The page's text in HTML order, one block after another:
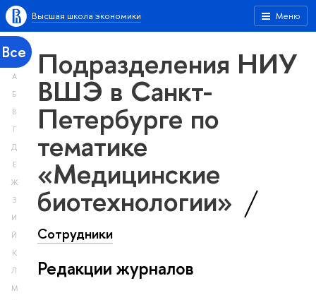
Меню
Высшая школа экономики
Все
А
Б
В
Г
Д
Е
Ж
З
И
Й
К
Л
М
Подразделения НИУ
ВШЭ в Санкт-
Петербурге по
тематике
«Медицинские
биотехнологии»
Сотрудники
Редакции журналов